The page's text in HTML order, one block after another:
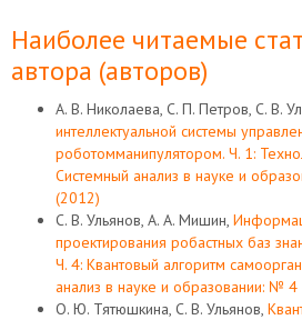
Наиболее читаемые
автора (авторов)
А. В. Николаева, С. П. Петров, С. В.
интеллектуальной системы
роботомманипулятором. Ч. 1:
Системный анализ в науке и
(2012)
С. В. Ульянов, А. А. Мишин,
проектирования робастных баз
Ч. 4: Квантовый алгоритм
анализ в науке и образовании: №
О. Ю. Тятюшкина, С. В. Ульянов,